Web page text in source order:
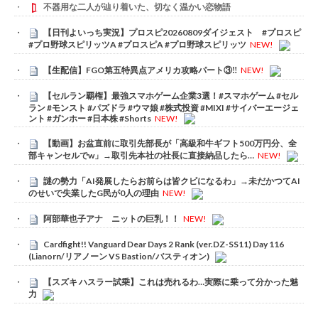
不器用な二人が辿り着いた、切なく温かい恋物語
【日刊よいっち実況】プロスピ20260809ダイジェスト #プロスピ
#プロ野球スピリッツA #プロスピA #プロ野球スピリッツ NEW!
【生配信】FGO第五特異点アメリカ攻略パート③‼️ NEW!
【セルラン覇権】最強スマホゲーム企業3選！#スマホゲーム #セル
ラン #モンスト #パズドラ #ウマ娘 #株式投資 #MIXI #サイバーエージェ
ント #ガンホー #日本株 #Shorts NEW!
【動画】お盆直前に取引先部長が「高級和牛ギフト500万円分、全
部キャンセルでw」→取引先本社の社長に直接納品したら… NEW!
謎の勢力「AI発展したらお前らは皆クビになるわ」→未だかつてAI
のせいで失業したG民が0人の理由 NEW!
阿部華也子アナ ニットの巨乳！！ NEW!
Cardfight!! Vanguard Dear Days 2 Rank (ver.DZ-SS11) Day 116
(Lianorn/リアノーン VS Bastion/バスティオン)
【スズキ ハスラー試乗】これは売れるわ…実際に乗って分かった魅
力